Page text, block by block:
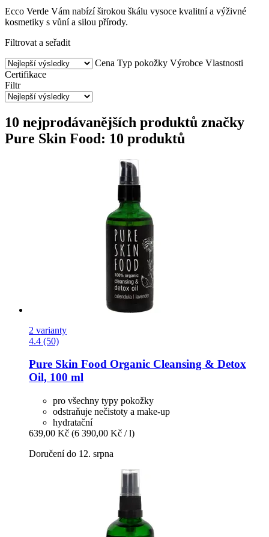
Ecco Verde Vám nabízí širokou škálu vysoce kvalitní a výživné
kosmetiky s vůní a silou přírody.
Filtrovat a seřadit
Cena Typ pokožky Výrobce Vlastnosti
Certifikace
Filtr
10 nejprodávanějších produktů značky
Pure Skin Food: 10 produktů
2 varianty
4.4 (50)
Pure Skin Food Organic Cleansing & Detox
Oil, 100 ml
pro všechny typy pokožky
odstraňuje nečistoty a make-up
hydratační
639,00 Kč (6 390,00 Kč / l)
Doručení do 12. srpna